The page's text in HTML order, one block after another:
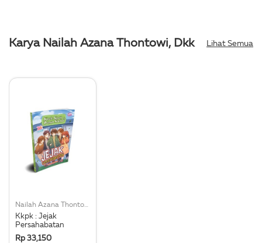
Karya Nailah Azana Thontowi, Dkk Lihat Semua
Nailah Azana Thontowi, Dkk
Kkpk : Jejak
Persahabatan
Rp 33,150